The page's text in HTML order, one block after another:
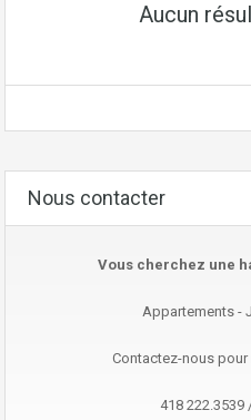
Aucun
Nous contacter
Vous cherchez une
Appartements -
Contactez-nous
418 222.3539